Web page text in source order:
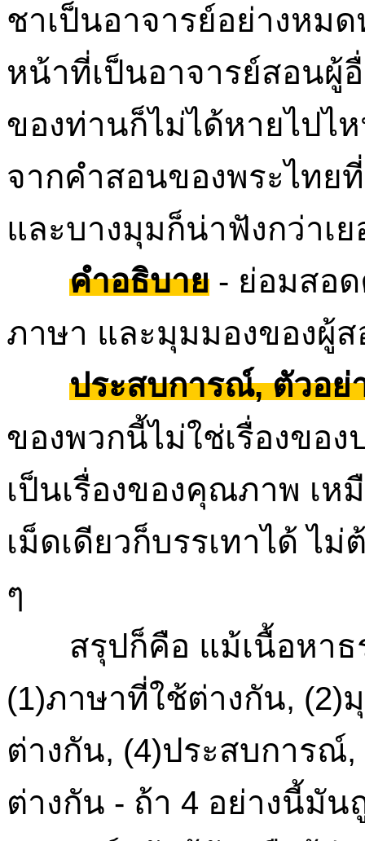
ชาเป็นอาจารย์อย่างหม
หน้าที่เป็นอาจารย์สอนผู้
ของท่านก็ไม่ได้หายไปไ
จากคำสอนของพระไทย
และบางมุมก็น่าฟังกว่าเย
คำอธิบาย - ย่อมสอ
ภาษา และมุมมองของผู้
ประสบการณ์, ตัวอย่
ของพวกนี้ไม่ใช่เรื่องขอ
เป็นเรื่องของคุณภาพ เ
เม็ดเดียวก็บรรเทาได้ ไ
ๆ
สรุปก็คือ แม้เนื้อหาธ
(1)ภาษาที่ใช้ต่างกัน, (2)
ต่างกัน, (4)ประสบการณ์,
ต่างกัน - ถ้า 4 อย่างนี้มัน